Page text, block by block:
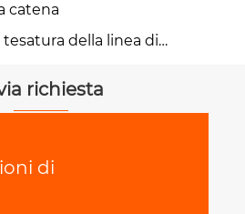
catena
della linea di
richiesta
di